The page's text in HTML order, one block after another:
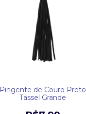
Pingente de Couro Preto
Tassel Grande